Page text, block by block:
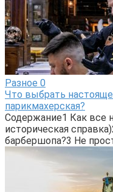
Разное 0
Что выбрать
парикмахерская?
Содержание1 Как все
историческая
барбершопа?3 Не